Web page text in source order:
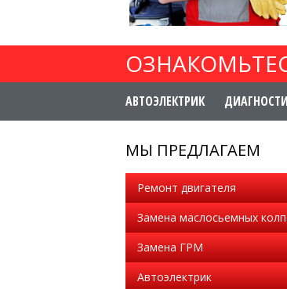
АВТОЭЛЕКТРИК
МЫ ПРЕДЛАГАЕМ
Ремонт двигателя
Замена маслосьемных
Замена ГРМ
Автоэлектрик